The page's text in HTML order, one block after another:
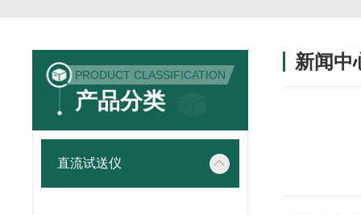
PRODUCT CLASSIFICATION
产品分类
直流试送仪
新闻中